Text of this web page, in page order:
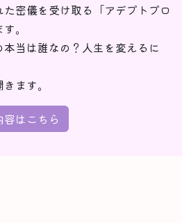
密儀を受け取る「アデプトプロ
。
当は誰なの？人生を変えるに
ます。
容はこちら